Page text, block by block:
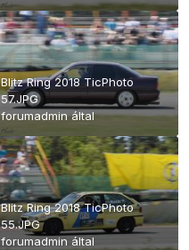
Blitz Ring 2018 TicPhoto
57.JPG
forumadmináltal
Blitz Ring 2018 TicPhoto
55.JPG
forumadmin által